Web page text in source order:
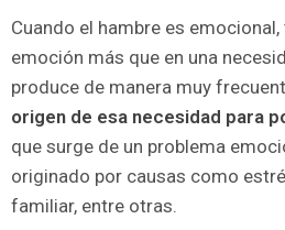
Cuando el hambre es
emoción más que en una
produce de manera muy
origen de esa necesidad para
que surge de un problema
originado por causas como
familiar, entre otras.